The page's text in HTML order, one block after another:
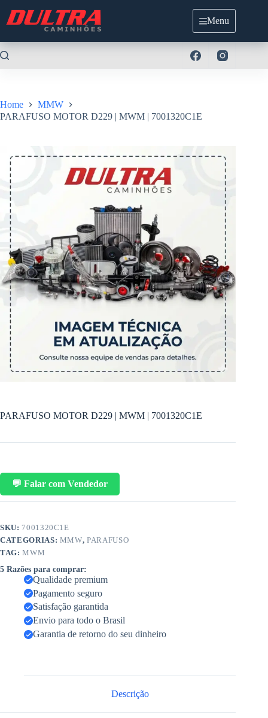
para
Menu
Home
MMW
PARAFUSO MOTOR D229 | MWM | 7001320C1E
PARAFUSO MOTOR D229 | MWM | 7001320C1E
💬 Falar com Vendedor
SKU: 7001320C1E
CATEGORIAS: MMW,PARAFUSO
TAG:MWM
5 Razões para comprar:
Qualidade premium
Pagamento seguro
Satisfação garantida
Envio para todo o Brasil
Garantia de retorno do seu dinheiro
Descrição